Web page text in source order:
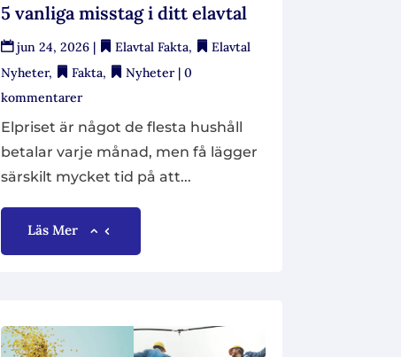
5 vanliga misstag i ditt elavtal
jun 24, 2026| Elavtal Fakta,
Elavtal
Nyheter, Fakta, Nyheter| 0
kommentarer
Elpriset är något de flesta hushåll
betalar varje månad, men få lägger
särskilt mycket tid på att...
Läs Mer